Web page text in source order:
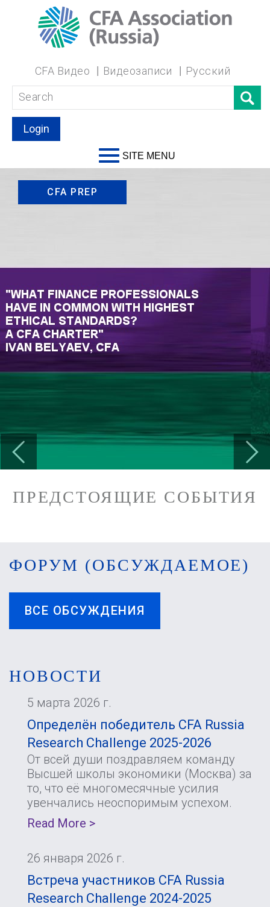
CFA Видео Видеозаписи Русский
Login
SITE MENU
CFA PREP
Previous
ПРЕДСТОЯЩИЕ СОБЫТИЯ
ФОРУМ (ОБСУЖДАЕМОЕ)
ВСЕ ОБСУЖДЕНИЯ
НОВОСТИ
5 марта 2026 г.
Определён победитель CFA Russia
Research Challenge 2025-2026
От всей души поздравляем команду
Высшей школы экономики (Москва) за
то, что её многомесячные усилия
увенчались неоспоримым успехом.
Read More >
26 января 2026 г.
Встреча участников CFA Russia
Research Challenge 2024-2025